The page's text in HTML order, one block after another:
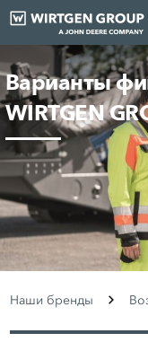
Варианты
WIRTGEN
Наши бренды